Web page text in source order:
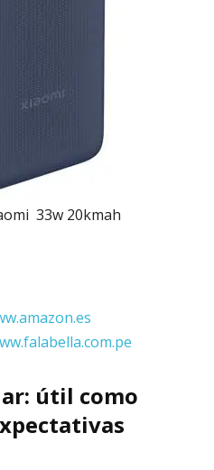
33w 20kmah
útil como